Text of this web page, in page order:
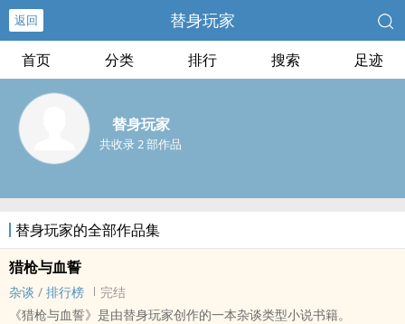
返回 替身玩家
首页 分类 排行 搜索 足迹
替身玩家
共收录 2 部作品
替身玩家的全部作品集
猎枪与血誓
杂谈 / 排行榜
完结
《猎枪与血誓》是由替身玩家创作的一本杂谈类型小说书籍。